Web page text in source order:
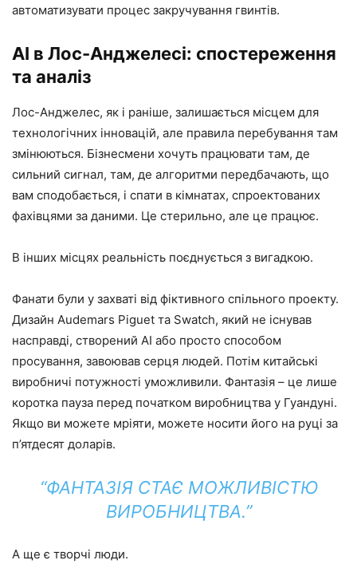
автоматизувати процес закручування гвинтів.
АІ в Лос-Анджелесі: спостереження
та аналіз
Лос-Анджелес, як і раніше, залишається місцем для
технологічних інновацій, але правила перебування там
змінюються. Бізнесмени хочуть працювати там, де
сильний сигнал, там, де алгоритми передбачають, що
вам сподобається, і спати в кімнатах, спроектованих
фахівцями за даними. Це стерильно, але це працює.
В інших місцях реальність поєднується з вигадкою.
Фанати були у захваті від фіктивного спільного проекту.
Дизайн Audemars Piguet та Swatch, який не існував
насправді, створений АІ або просто способом
просування, завоював серця людей. Потім китайські
виробничі потужності уможливили. Фантазія – це лише
коротка пауза перед початком виробництва у Гуандуні.
Якщо ви можете мріяти, можете носити його на руці за
п’ятдесят доларів.
“ФАНТАЗІЯ СТАЄ МОЖЛИВІСТЮ
ВИРОБНИЦТВА.”
А ще є творчі люди.